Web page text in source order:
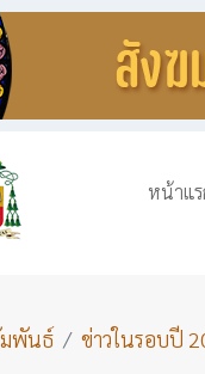
หน้าแร
มพันธ์ ข่าวในรอบปี